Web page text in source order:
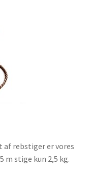
af rebstiger er vores
stige kun 2,5 kg.